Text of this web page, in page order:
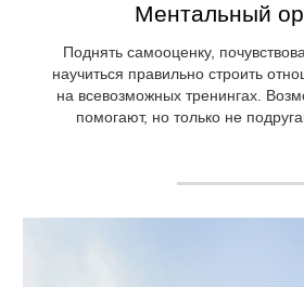
Ментальный
Поднять самооценку,
научиться правильно строить
на всевозможных тренингах.
помогают, но только не